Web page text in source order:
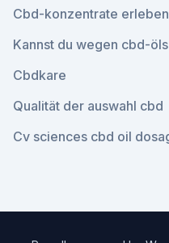
Cbd-konzentrate erleben
Kannst du wegen cbd-
Cbdkare
Qualität der auswahl cbd
Cv sciences cbd oil